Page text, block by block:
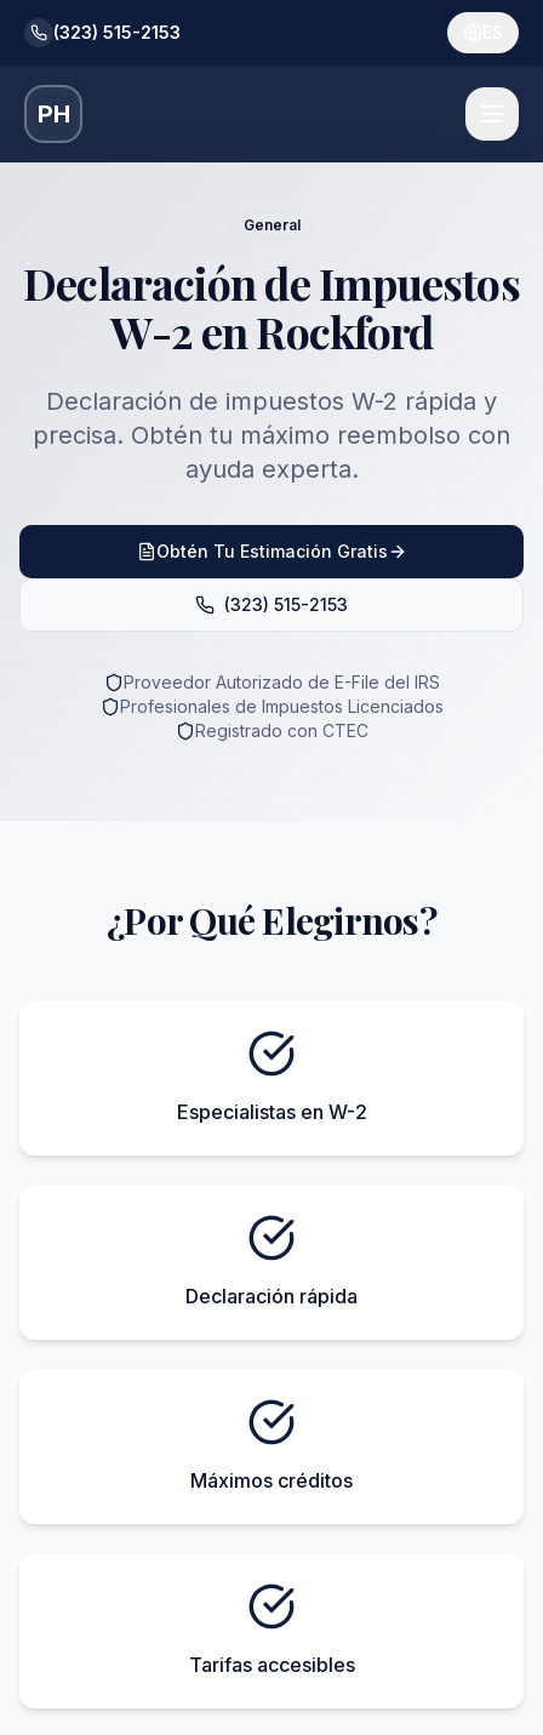
(323) 515-2153
PH
General
Declaración de Impuestos
W-2 en Rockford
Declaración de impuestos W-2 rápida y
precisa. Obtén tu máximo reembolso con
ayuda experta.
Obtén Tu Estimación Gratis
(323) 515-2153
Proveedor Autorizado de E-File del IRS
Profesionales de Impuestos Licenciados
Registrado con CTEC
¿Por Qué Elegirnos?
Especialistas en W-2
Declaración rápida
Máximos créditos
Tarifas accesibles